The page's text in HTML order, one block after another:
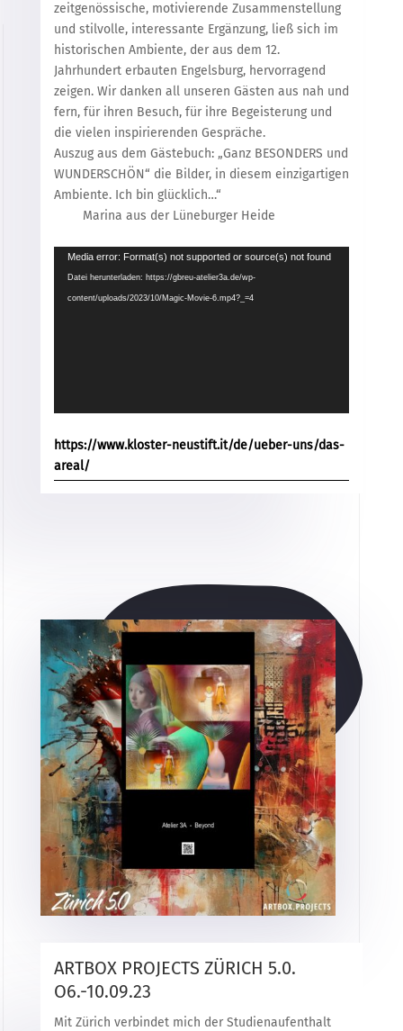
zeitgenössische, motivierende Zusammenstellung
und stilvolle, interessante Ergänzung, ließ sich im
historischen Ambiente, der aus dem 12.
Jahrhundert erbauten Engelsburg, hervorragend
zeigen. Wir danken all unseren Gästen aus nah und
fern, für ihren Besuch, für ihre Begeisterung und
die vielen inspirierenden Gespräche.
Auszug aus dem Gästebuch: „Ganz BESONDERS und
WUNDERSCHÖN“ die Bilder, in diesem einzigartigen
Ambiente. Ich bin glücklich…“
Marina aus der Lüneburger Heide
Video-
Player
Media error: Format(s) not supported or source(s) not found
Datei herunterladen: https://gbreu-atelier3a.de/wp-
content/uploads/2023/10/Magic-Movie-6.mp4?_=4
https://www.kloster-neustift.it/de/ueber-uns/das-
areal/
ARTBOX PROJECTS ZÜRICH 5.0.
O6.-10.09.23
Mit Zürich verbindet mich der Studienaufenthalt